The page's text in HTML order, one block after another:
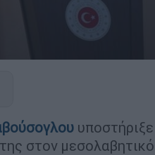
υποστήριξε
στον μεσολαβητικό